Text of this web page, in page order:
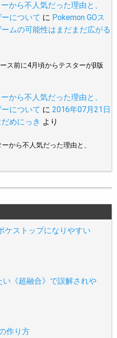
から不人気だった理由と、
について に Pokemon GOス
ムの可能性はまだまだ広がる
ス前に4月頃からテスターがβ版
から不人気だった理由と、
について に 2016年07月21日
だめにっき より
から不人気だった理由と、
ケストップになりやすい
《超融合》で誤解されや
作り方